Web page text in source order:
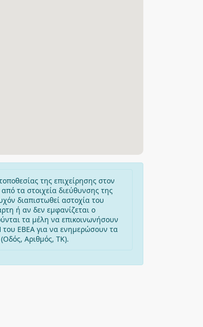
της επιχείρησης στον
τα στοιχεία διεύθυνσης της
διαπιστωθεί αστοχία του
ή αν δεν εμφανίζεται ο
τα μέλη να επικοινωνήσουν
ΕΒΕΑ για να ενημερώσουν τα
Αριθμός, ΤΚ).